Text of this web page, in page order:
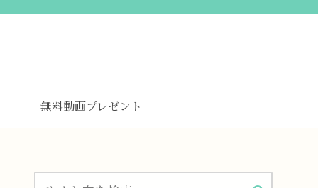
無料動画プレゼント